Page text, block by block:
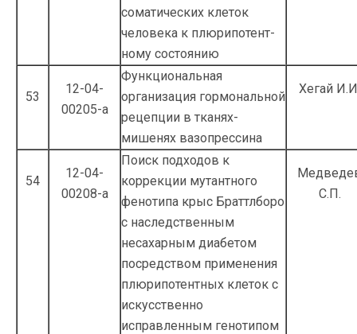
сомати­ческих клеток
человека к плюрипотент­
ному состоянию
53
12-04-
00205-а
Функциональная
организация гормональной
рецепции в тканях-
мишенях вазопрессина
Хегай
54
12-04-
00208-а
Поиск подходов к
коррекции мутантного
фенотипа крыс Браттлборо
с наследствен­ным
несахарным диабетом
посредством применения
плюрипотентных клеток с
ис­кусственно
исправленным генотипом
С.П.